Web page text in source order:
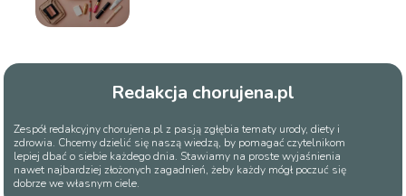
Redakcja chorujena.pl
Zespół redakcyjny chorujena.pl z pasją zgłębia tematy urody, diety i
zdrowia. Chcemy dzielić się naszą wiedzą, by pomagać czytelnikom
lepiej dbać o siebie każdego dnia. Stawiamy na proste wyjaśnienia
nawet najbardziej złożonych zagadnień, żeby każdy mógł poczuć się
dobrze we własnym ciele.